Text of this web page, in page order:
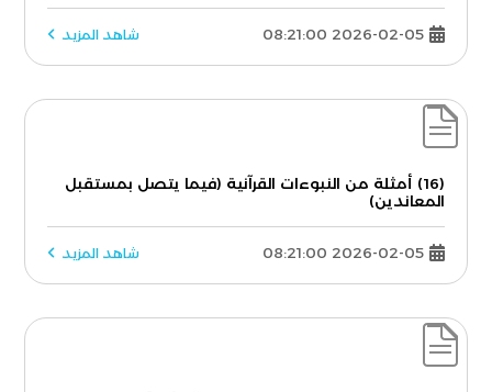
2026-02-05 08:21:00 شاهد المزيد
(16) أمثلة من النبوءات القرآنية (فيما يتصل بمستقبل
المعاندين)
2026-02-05 08:21:00 شاهد المزيد